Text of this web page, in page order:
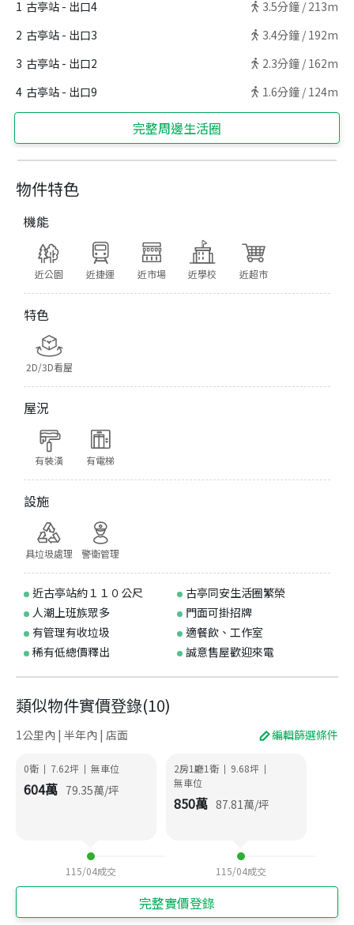
物件特色
機能
近公園 近捷運 近市場 近學校 近超市
特色
2D/3D看屋
屋況
有裝潢 有電梯
設施
具垃圾處理 警衛管理
近古亭站約１１０公尺
古亭同安生活圈繁榮
人潮上班族眾多
門面可掛招牌
有管理有收垃圾
適餐飲、工作室
稀有低總價釋出
誠意售屋歡迎來電
1 古亭站 - 出口4 3.5分鐘 / 213m
2 古亭站 - 出口3 3.4分鐘 / 192m
3 古亭站 - 出口2 2.3分鐘 / 162m
4 古亭站 - 出口9 1.6分鐘 / 124m
完整周邊生活圈
類似物件實價登錄(10)
1公里內 | 半年內 | 店面 編輯篩選條件
0衛 | 7.62坪 | 無車位
604萬 79.35萬/坪
115/04成交
2房1廳1衛 | 9.68坪 |
無車位
850萬 87.81 萬/坪
115/04成交
完整實價登錄